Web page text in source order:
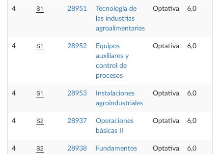
4 S1 28951
Tecnología de
las industrias
agroalimentarias
Optativa 6,0
4 S1 28952
Equipos
auxiliares y
control de
procesos
Optativa 6,0
4 S1 28953
Instalaciones
agroindustriales
Optativa 6,0
4 S2 28937
Operaciones
básicas II
Optativa 6,0
4 S2 28938
Fundamentos
Optativa 6,0